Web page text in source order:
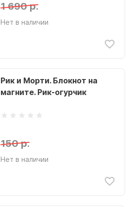
1 690 р.
Нет в наличии
Рик и Морти. Блокнот на
магните. Рик-огурчик
150 р.
Нет в наличии